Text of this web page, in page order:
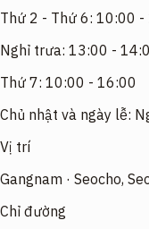
Thứ 2 - Thứ 6: 10:00 -
Nghỉ trưa: 13:00 -
Thứ 7: 10:00 - 16:00
Chủ nhật và ngày lễ:
Vị trí
Gangnam · Seocho,
Chỉ đường